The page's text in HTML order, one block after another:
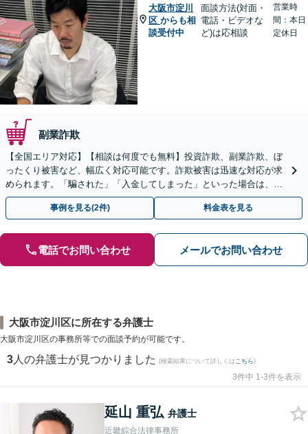
大阪市淀川
区 からも相
談受付中
面談方法(対面・
電話・ビデオな
ど)は応相談
営業時
間：本日
定休日
副業詐欺
【全国エリア対応】【相談は何度でも無料】投資詐欺、副業詐欺、ぼ
ったくり被害など、幅広く対応可能です。詐欺被害は迅速な対応が求
められます。「騙された」「入金してしまった」といった場合は、お
早めにご相談ください。【電話・メール・WEB相談可】
事例を見る(2件) 料金表を見る
電話でお問い合わせ メールでお問い合わせ
大阪市淀川区に所在する弁護士
大阪市淀川区の事務所等での面談予約が可能です。
3 人の弁護士が見つかりました (検索結果について詳しくは こちら)
3件中 1-3件を表示
延山 重弘 弁護士
近畿綜合法律事務所